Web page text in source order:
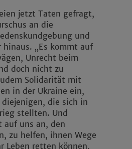
jetzt Taten gefragt,
an die
und
hinaus. „Es kommt auf
Unrecht beim
doch nicht zu
Solidarität mit
in der Ukraine ein,
die sich in
stellten. Und
auf uns an, den
zu helfen, ihnen Wege
Leben retten können,